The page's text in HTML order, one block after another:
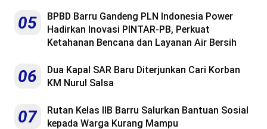
05
BPBD Barru Gandeng PLN Indonesia Power
Hadirkan Inovasi PINTAR-PB, Perkuat
Ketahanan Bencana dan Layanan Air Bersih
06
Dua Kapal SAR Baru Diterjunkan Cari Korban
KM Nurul Salsa
07
Rutan Kelas IIB Barru Salurkan Bantuan Sosial
kepada Warga Kurang Mampu